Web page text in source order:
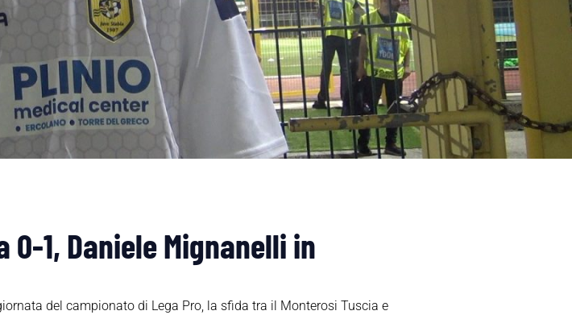
1, Daniele Mignanelli in
del campionato di Lega Pro, la sfida tra il Monterosi Tuscia e